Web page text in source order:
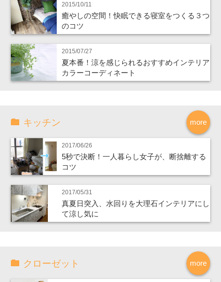
2015/10/11
癒やしの空間！快眠できる寝室をつくる３つ
のコツ
2015/07/27
夏本番！涼を感じられるおすすめインテリア
カラーコーディネート
more
キッチン
2017/06/26
5秒で決断！一人暮らし女子が、断捨離する
コツ
2017/05/31
真夏日突入、水回りを大理石インテリアにし
て涼し気に
more
クローゼット